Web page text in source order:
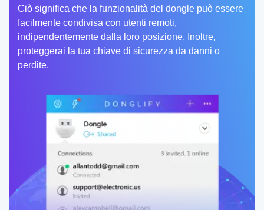
Ciò significa che la funzionalità del dongle può essere
facilmente condivisa con utenti remoti,
indipendentemente dalla loro posizione. Inoltre,
proteggerai la tua chiave di sicurezza da danni o
perdite.